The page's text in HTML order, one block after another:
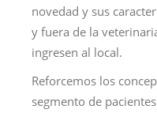
novedad y sus
y fuera de la
ingresen al local.
Reforcemos los
segmento de